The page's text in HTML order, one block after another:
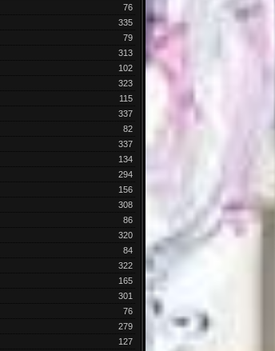
76
335
79
313
102
323
115
337
82
337
134
294
156
308
86
320
84
322
165
301
76
279
127